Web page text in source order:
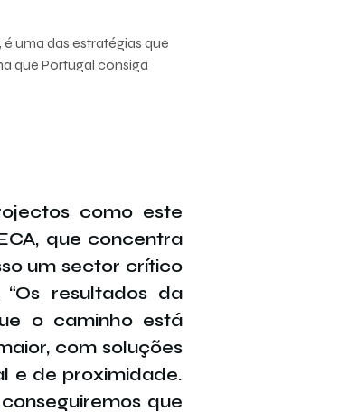
uma das estratégias que
que Portugal consiga
como este
que concentra
um sector crítico
resultados da
o caminho está
com soluções
e de proximidade.
que